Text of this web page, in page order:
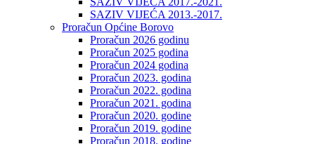
SAZIV VIJEĆA 2013.-2017.
Proračun Općine Borovo
Proračun 2026 godinu
Proračun 2025 godina
Proračun 2024 godina
Proračun 2023. godina
Proračun 2022. godina
Proračun 2021. godina
Proračun 2020. godine
Proračun 2019. godine
Proračun 2018. godine